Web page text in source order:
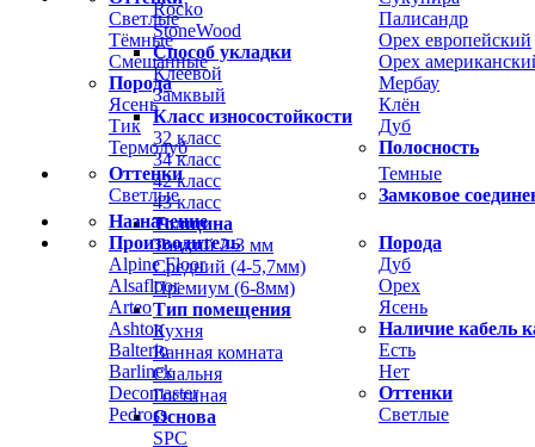
Светлые
Тёмные
Смешанные
Порода
Ясень
Тик
Термодуб
Палисандр
Орех европейский
Орех
Мербау
Клён
Дуб
Полосность
Оттенки
Светлые
Темные
Замковое
Назначение
Производитель
Alpine Floor
Alsafloor
Arteo
Ashton
Balterio
Barlinek
Decomaster
Pedross
Порода
Дуб
Орех
Ясень
Наличие кабель
Есть
Нет
Оттенки
Светлые
Rocko
StoneWood
Способ укладки
Клеевой
Замквый
Класс износостойкости
32 класс
34 класс
42 класс
43 класс
Толщина
Тонкий 2-3 мм
Средний (4-5,7мм)
Премиум (6-8мм)
Тип помещения
Кухня
Ванная комната
Спальня
Гостиная
Основа
SPC